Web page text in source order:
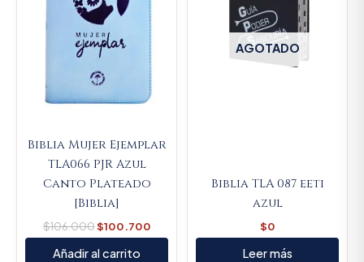
Biblia Mujer Ejemplar
TLA066 PJR Azul
Canto Plateado
[Biblia]
$106.000$100.700
Añadir al carrito
AGOTADO
Biblia TLA 087 eeti
azul
$0
Leer más